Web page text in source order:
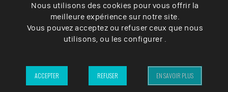
Plan du site Contact Vos données
Cookies
Accessibilité
– Ville du Teich ©2025 –
Nous utilisons des cookies pour vous offrir la
meilleure expérience sur notre site.
Vous pouvez acceptez ou refuser ceux que nous
utilisons, ou les configurer .
ACCEPTER REFUSER EN SAVOIR PLUS